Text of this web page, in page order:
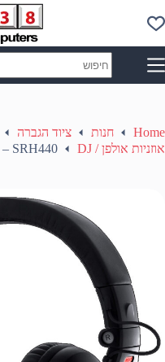
to
content
results
Home חנות ציוד הגברה
אוזניות אולפן / DJ
SRH440 – אוזניות גח מקצועיות